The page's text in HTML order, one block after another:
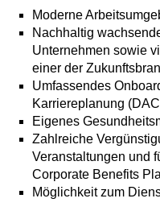
Moderne
Nachhaltig
Unternehmen sowie
einer der
Umfassendes
Karriereplanung
Eigenes
Zahlreiche
Veranstaltungen und
Corporate Benefits
Möglichkeit zum